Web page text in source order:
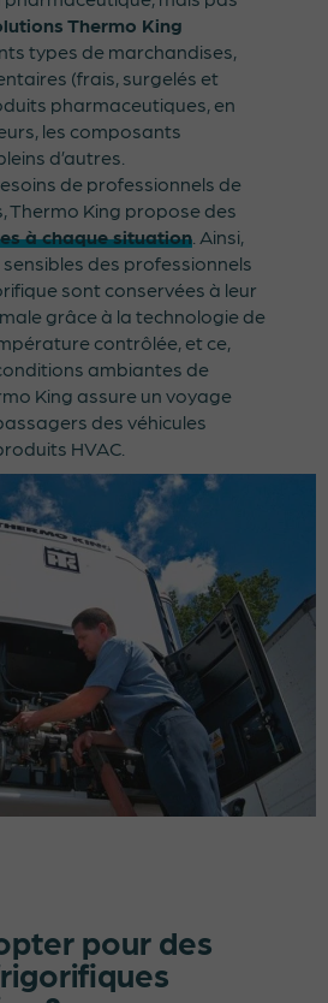
Thermo King
types de marchandises,
(frais, surgelés et
pharmaceutiques, en
les composants
d’autres.
de professionnels de
Thermo King propose des
à chaque situation . Ainsi,
des professionnels
sont conservées à leur
grâce à la technologie de
contrôlée, et ce,
ambiantes de
King assure un voyage
des véhicules
HVAC.
pour des